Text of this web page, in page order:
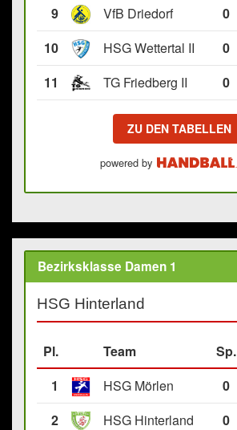
9
VfB Driedorf 0
10
HSG Wettertal II 0
11
TG Friedberg II 0
ZU DEN TABELLEN
powered by
Bezirksklasse Damen 1
HSG Hinterland
Pl. Team Sp.
1
HSG Mörlen 0
2
HSG Hinterland 0